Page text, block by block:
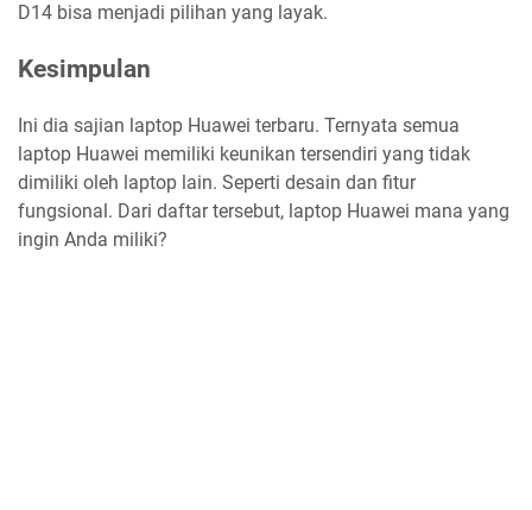
D14 bisa menjadi pilihan yang layak.
Kesimpulan
Ini dia sajian laptop Huawei terbaru. Ternyata semua
laptop Huawei memiliki keunikan tersendiri yang tidak
dimiliki oleh laptop lain. Seperti desain dan fitur
fungsional. Dari daftar tersebut, laptop Huawei mana yang
ingin Anda miliki?